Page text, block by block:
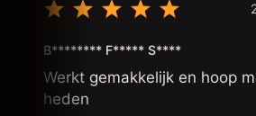
B******** F***** S****
Werkt gemakkelijk en hoop
heden